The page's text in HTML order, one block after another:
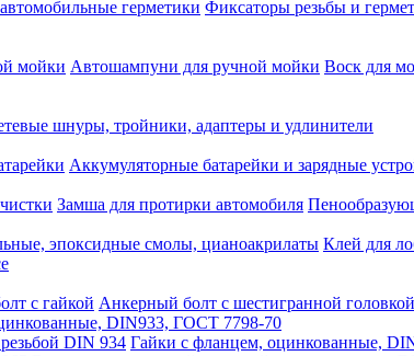
герметики Фиксаторы резьбы и
мойки Автошампуни для ручной мойки Воск для
шнуры, тройники, адаптеры и удлинители
Аккумуляторные батарейки и зарядные
Замша для протирки автомобиля
эпоксидные смолы, цианоакрилаты Клей для
с гайкой Анкерный болт с шестигранной головкой
DIN933, ГОСТ 7798-70
DIN 934 Гайки с фланцем, оцинкованные,